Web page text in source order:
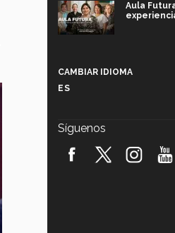
Aula
robótica
CAMBIAR IDIOMA
ES
Síguenos